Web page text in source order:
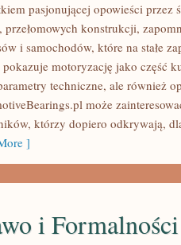
pasjonującej opowieści przez
przełomowych konstrukcji,
i samochodów, które na stałe
pokazuje motoryzację jako część
techniczne, ale również
może
którzy dopiero odkrywają,
]
i Formalności